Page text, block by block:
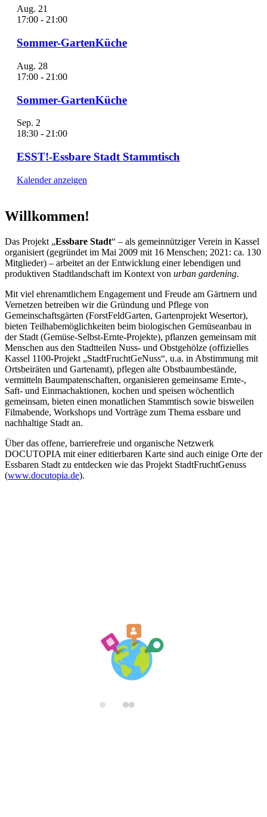
Willkommen!
Das Projekt „Essbare Stadt“ – als gemeinnütziger Verein in Kassel
organisiert (gegründet im Mai 2009 mit 16 Menschen; 2021: ca. 130
Mitglieder) – arbeitet an der Entwicklung einer lebendigen und
produktiven Stadtlandschaft im Kontext von urban gardening.
Mit viel ehrenamtlichem Engagement und Freude am Gärtnern und
Vernetzen betreiben wir die Gründung und Pflege von
Gemeinschaftsgärten (ForstFeldGarten, Gartenprojekt Wesertor),
bieten Teilhabemöglichkeiten beim biologischen Gemüseanbau in
der Stadt (Gemüse-Selbst-Ernte-Projekte), pflanzen gemeinsam mit
Menschen aus den Stadtteilen Nuss- und Obstgehölze (offizielles
Kassel 1100-Projekt „StadtFruchtGeNuss“, u.a. in Abstimmung mit
Ortsbeiräten und Gartenamt), pflegen alte Obstbaumbestände,
vermitteln Baumpatenschaften, organisieren gemeinsame Ernte-,
Saft- und Einmachaktionen, kochen und speisen wöchentlich
gemeinsam, bieten einen monatlichen Stammtisch sowie bisweilen
Filmabende, Workshops und Vorträge zum Thema essbare und
nachhaltige Stadt an.
Über das offene, barrierefreie und organische Netzwerk
DOCUTOPIA mit einer editierbaren Karte sind auch einige Orte der
Essbaren Stadt zu entdecken wie das Projekt StadtFruchtGenuss
(www.docutopia.de).
Aug. 21
17:00 - 21:00
Sommer-GartenKüche
Aug. 28
17:00 - 21:00
Sommer-GartenKüche
Sep. 2
18:30 - 21:00
ESST!-Essbare Stadt Stammtisch
Kalender anzeigen